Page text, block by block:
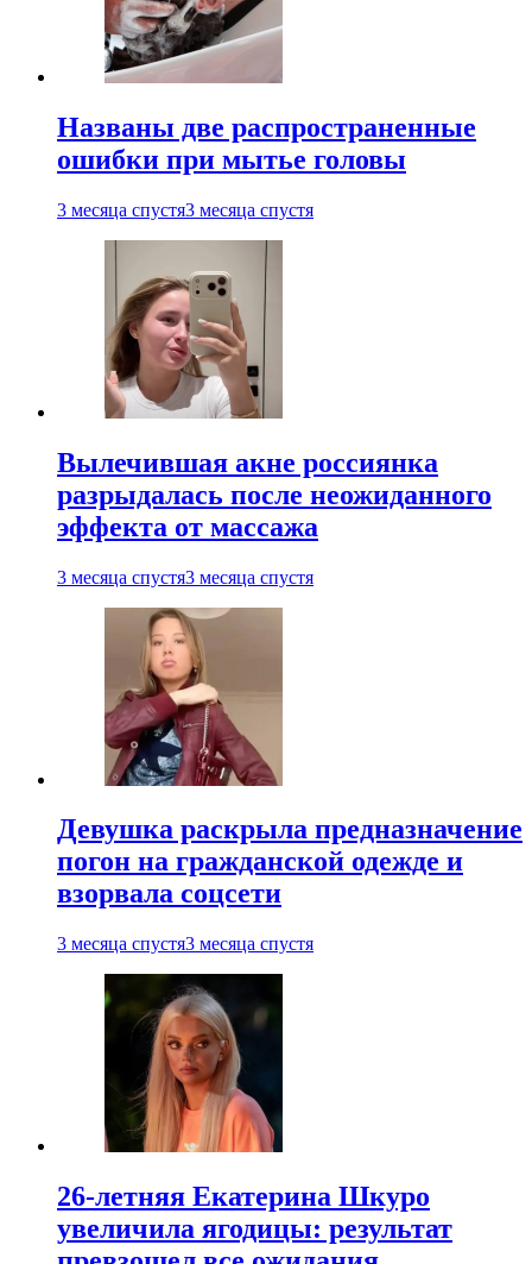
Названы две распространенные
ошибки при мытье головы
3 месяца спустя3 месяца спустя
Вылечившая акне россиянка
разрыдалась после неожиданного
эффекта от массажа
3 месяца спустя3 месяца спустя
Девушка раскрыла предназначение
погон на гражданской одежде и
взорвала соцсети
3 месяца спустя3 месяца спустя
26-летняя Екатерина Шкуро
увеличила ягодицы: результат